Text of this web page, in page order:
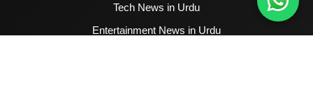
Tech News in Urdu
Entertainment News in Urdu